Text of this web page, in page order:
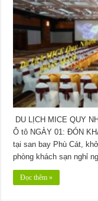
DU LỊCH MICE QUY
Ô tô NGÀY 01: ĐÓN
tại san bay Phù Cát,
phòng khách sạn nghỉ
Đọc thêm »